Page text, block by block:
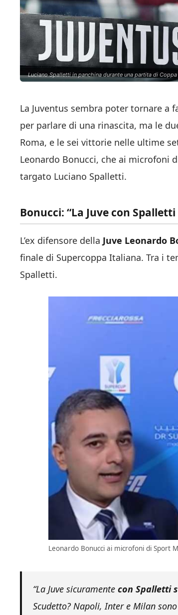
Luciano Spalletti in panchina durante una partita di
La Juventus sembra poter tornare a
per parlare di una rinascita, ma le
Roma, e le sei vittorie nelle ultime
Leonardo Bonucci, che ai microfoni
targato Luciano Spalletti.
Bonucci: “La Juve con
L’ex difensore della Juve Leonardo
finale di Supercoppa Italiana. Tra i
Spalletti.
Leonardo Bonucci ai microfoni di Sport
“La Juve sicuramente con Spalletti
Scudetto? Napoli, Inter e Milan